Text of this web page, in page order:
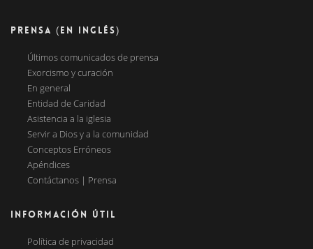
PRENSA (EN INGLÉS)
Últimos comunicados de prensa
Exorcismo y curación
En general
Entidad de Caridad
Asistencia a la iglesia
Servir a Dios y a la comunidad
Conceptos Erróneos
Apéndices
Contáctanos | Prensa
INFORMACIÓN ÚTIL
Política de privacidad